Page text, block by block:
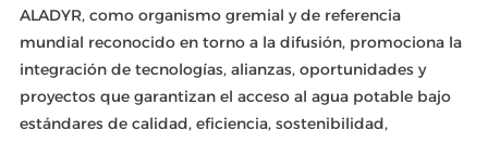
ALADYR, como organismo gremial y de referencia
mundial reconocido en torno a la difusión, promociona la
integración de tecnologías, alianzas, oportunidades y
proyectos que garantizan el acceso al agua potable bajo
estándares de calidad, eficiencia, sostenibilidad,